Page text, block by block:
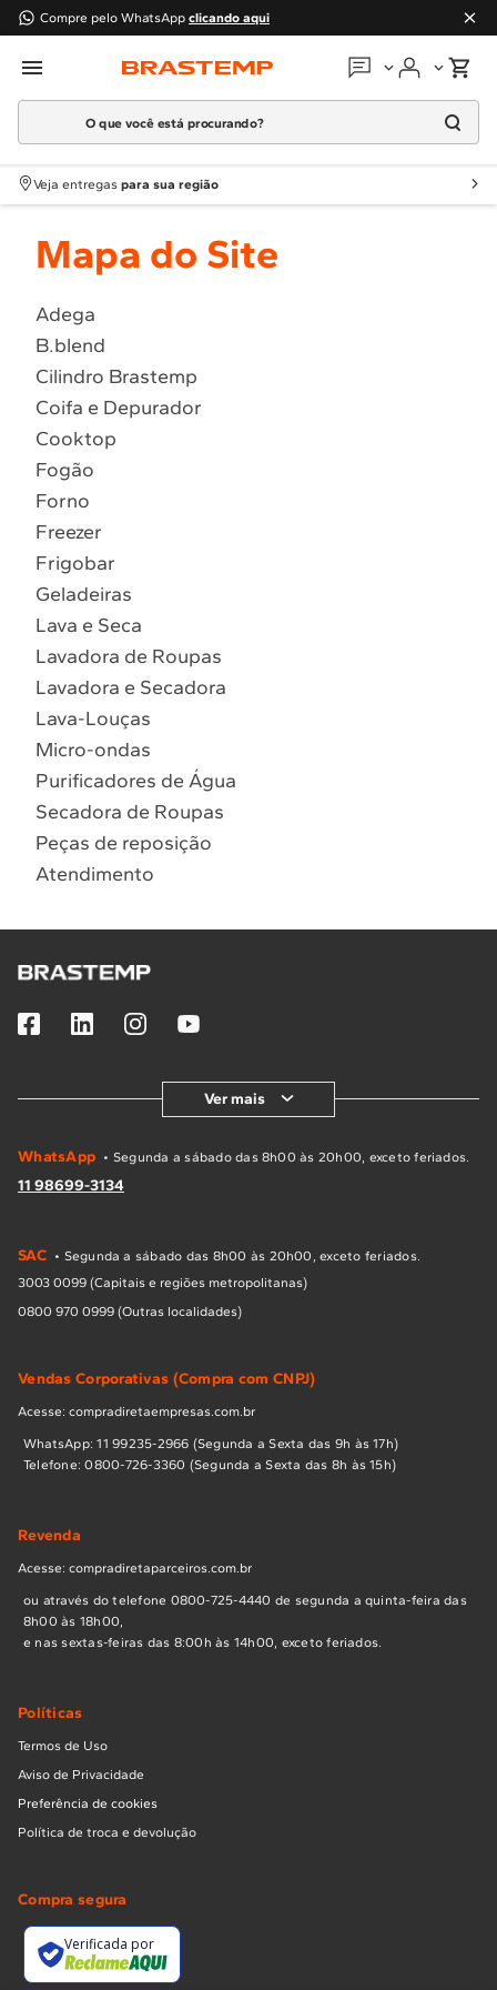
Compre pelo WhatsApp clicando aqui
Em que podemos
Atendimento Brastemp
Localizar assistência técnica
O que você está procurando?
Termos mais buscados
1º Geladeira
2
Fogao
4 º Lava Louça
5 º Cooktop
6º Microondas Brastemp
7º Forno
8º Embutir
9º Lava Seca
Veja entregas para sua região
Mapa do Site
Adega
B.blend
Cilindro Brastemp
Coifa e Depurador
Cooktop
Fogão
Forno
Freezer
Frigobar
Geladeiras
Lava e Seca
Lavadora de Roupas
Lavadora e Secadora
Lava-Louças
Micro-ondas
Purificadores de Água
Secadora de Roupas
Peças de reposição
Atendimento
Ver mais
WhatsApp • Segunda a sábado das 8h00 às 20h00, exceto feriados.
11 98699-3134
SAC • Segunda a sábado das 8h00 às 20h00, exceto feriados.
3003 0099 (Capitais e regiões metropolitanas)
0800 970 0999 (Outras localidades)
Vendas Corporativas (Compra com CNPJ)
Acesse: compradiretaempresas.com.br
WhatsApp: 11 99235-2966 (Segunda a Sexta das 9h às 17h)
Telefone: 0800-726-3360 (Segunda a Sexta das 8h às 15h)
Revenda
Acesse: compradiretaparceiros.com.br
ou através do telefone 0800-725-4440 de segunda a quinta-feira das
8h00 às 18h00,
e nas sextas-feiras das 8:00h às 14h00, exceto feriados.
Políticas
Termos de Uso
Aviso de Privacidade
Preferência de cookies
Política de troca e devolução
Compra segura
Verificada por